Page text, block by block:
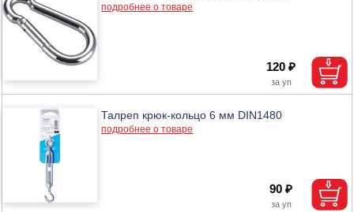
подробнее о товаре
120 ₽
Талреп крюк-кольцо 6 мм DIN1480
подробнее о товаре
90 ₽